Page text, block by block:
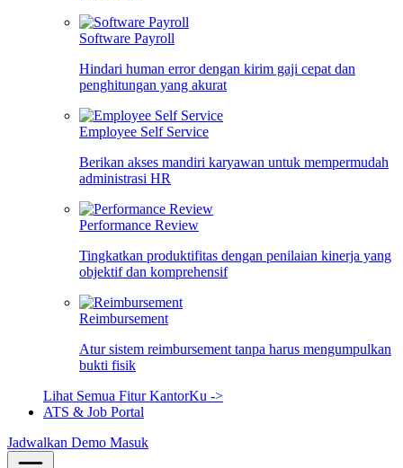
Software Payroll
Hindari human error dengan kirim gaji cepat dan
penghitungan yang akurat
Employee Self Service
Berikan akses mandiri karyawan untuk mempermudah
administrasi HR
Performance Review
Tingkatkan produktifitas dengan penilaian kinerja yang
objektif dan komprehensif
Reimbursement
Atur sistem reimbursement tanpa harus mengumpulkan
bukti fisik
Lihat Semua Fitur KantorKu ->
ATS & Job Portal
Jadwalkan Demo Masuk